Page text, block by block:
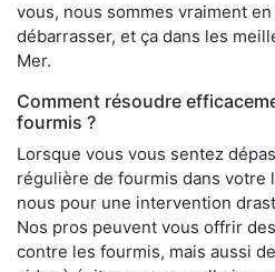
vous, nous sommes vraiment
débarrasser, et ça dans les
Mer.
Comment résoudre
fourmis ?
Lorsque vous vous sentez
régulière de fourmis dans votre
nous pour une intervention
Nos pros peuvent vous offrir
contre les fourmis, mais aussi